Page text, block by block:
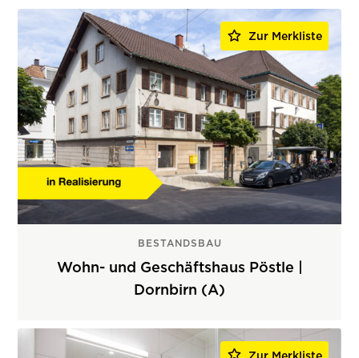
BESTANDSBAU
Wohn- und Geschäftshaus Pöstle |
Dornbirn (A)
Zur Merkliste